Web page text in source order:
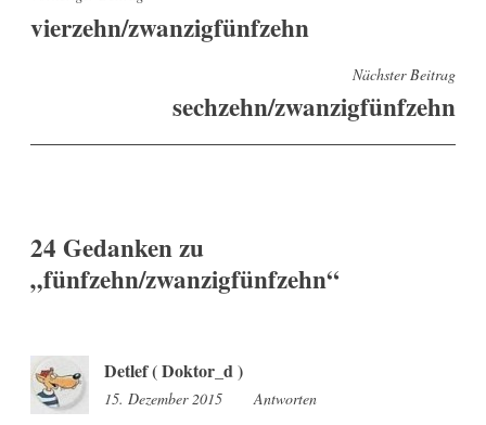
vierzehn/zwanzigfünfzehn
Nächster Beitrag
sechzehn/zwanzigfünfzehn
24 Gedanken zu
„fünfzehn/zwanzigfünfzehn“
Detlef ( Doktor_d )
15. Dezember 2015 8:06
Antworten